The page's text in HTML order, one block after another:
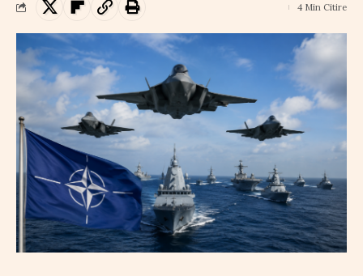
4 Min Citire